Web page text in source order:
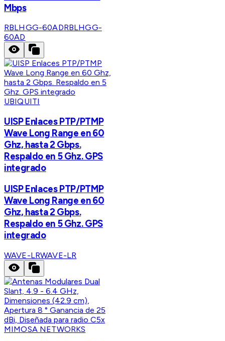
Mbps
RBLHGG-60ADRBLHGG-
60AD
UBIQUITI
UISP Enlaces PTP/PTMP
Wave Long Range en 60
Ghz, hasta 2 Gbps.
Respaldo en 5 Ghz. GPS
integrado
UISP Enlaces PTP/PTMP
Wave Long Range en 60
Ghz, hasta 2 Gbps.
Respaldo en 5 Ghz. GPS
integrado
WAVE-LRWAVE-LR
MIMOSA NETWORKS